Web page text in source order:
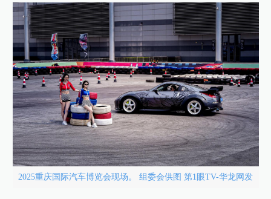
2025重庆国际汽车博览会现场。 组委会供图 第1眼TV-华龙网发